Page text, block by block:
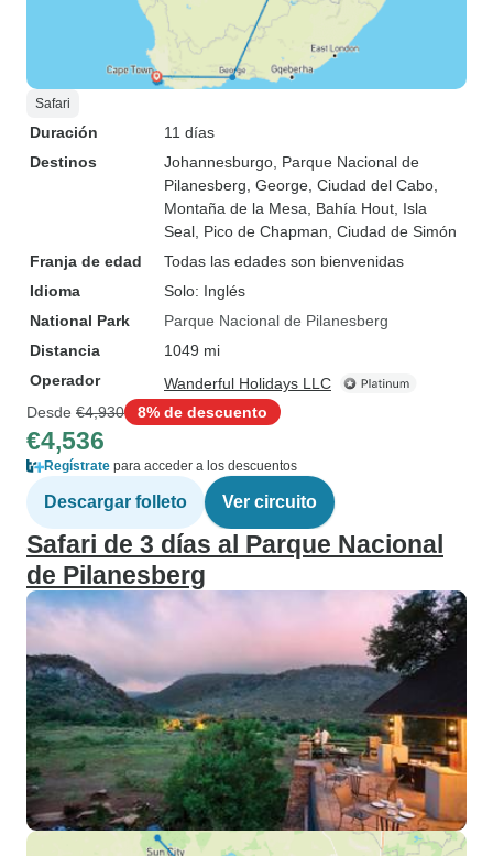
Safari
Duración
11 días
Destinos
Johannesburgo , Parque Nacional de
Pilanesberg , George , Ciudad del Cabo
Montaña de la Mesa , Bahía Hout , Isla
Seal , Pico de Chapman , Ciudad de Simón
Franja de edad
Todas las edades son bienvenidas
Idioma
Solo: Inglés
National Park
Parque Nacional de Pilanesberg
Distancia
1049 mi
Operador
Wanderful Holidays LLC
Desde €4,930 8% de descuento
€4,536
Regístrate para acceder a los descuentos
Descargar folleto Ver circuito
Safari de 3 días al Parque Nacional
de Pilanesberg